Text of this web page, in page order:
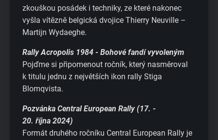
zkouškou posádek i techniky, ze které nakonec
vyšla vítězně belgická dvojice Thierry Neuville –
Martijn Wydaeghe.
Rally Acropolis 1984 - Bohové fandí vyvoleným
Pojďme si připomenout ročník, který nasměroval
k titulu jednu z největších ikon rally Stiga
Blomqvista.
Pozvánka Central European Rally (17. -
20. října 2024)
Formát druhého ročníku Central European Rally je